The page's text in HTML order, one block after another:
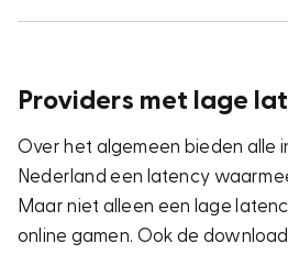
Providers met lage
Over het algemeen bieden alle
Nederland een latency
Maar niet alleen een lage
online gamen. Ook de